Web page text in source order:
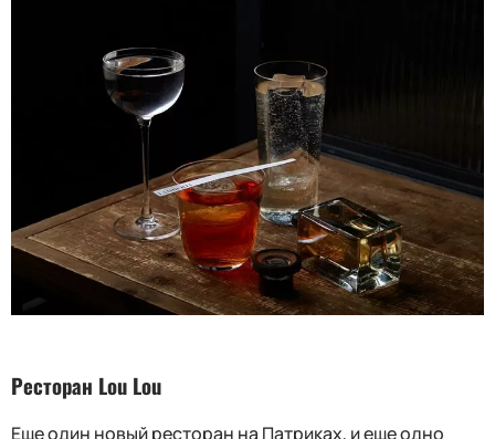
Ресторан Lou Lou
Еще один новый ресторан на Патриках, и еще одно